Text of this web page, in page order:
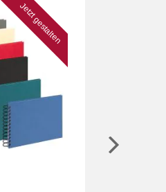
Jetzt gestalten